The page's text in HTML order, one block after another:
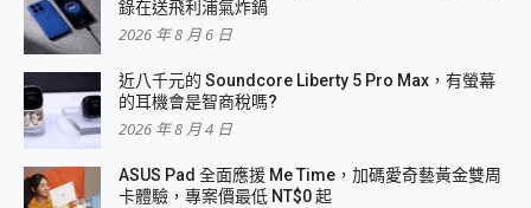
錄在送飛利浦氣炸鍋
2026 年 8 月 6 日
近八千元的 Soundcore Liberty 5 Pro Max，有螢幕
的耳機會是智商稅嗎?
2026 年 8 月 4 日
ASUS Pad 全面應援 Me Time，加碼愛奇藝黃金雙周
卡體驗，專案價最低 NT$0 起